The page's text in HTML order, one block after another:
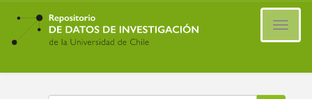
Ir
contenido
principal
Buscar